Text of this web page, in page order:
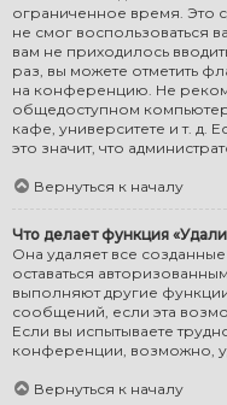
ограниченное время. Это
не смог воспользоваться
вам не приходилось
раз, вы можете отметить
на конференцию. Не
общедоступном
кафе, университете и т. д.
это значит, что
Вернуться к началу
Что делает функция
Она удаляет все
оставаться
выполняют другие
сообщений, если эта
Если вы испытываете
конференции, возможно,
Вернуться к началу